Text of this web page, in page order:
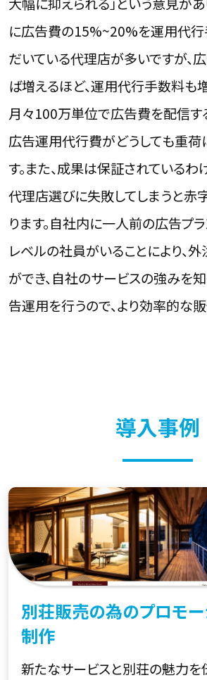
に広告費の15%~20%を運用代行
だいている代理店が多いですが、
ば増えるほど、運用代行手数料も
月々100万単位で広告費を配信す
広告運用代行費がどうしても重荷
す。また、成果は保証されているわ
代理店選びに失敗してしまうと赤
ります。自社内に一人前の広告プ
レベルの社員がいることにより、
ができ、自社のサービスの強みを
告運用を行うので、より効率的な販
導入事例
別荘販売の為のプロモ
制作
新たなサービスと別荘の魅力を